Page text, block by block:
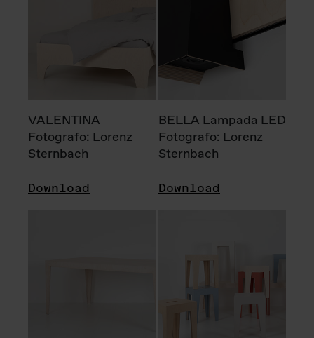
VALENTINA
Fotografo: Lorenz
Sternbach
Download
BELLA Lampada LED
Fotografo: Lorenz
Sternbach
Download